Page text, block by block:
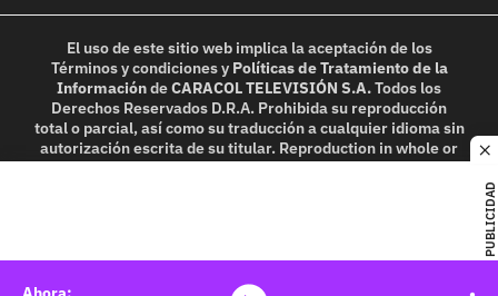
PUBLICIDAD
El uso de este sitio web implica la aceptación de los
Términos y condicionesy Políticas de Tratamiento de la
InformacióndeCARACOL TELEVISIÓN S.A.Todos los
Derechos Reservados D.R.A. Prohibida su reproducción
total o parcial, así como su traducción a cualquier idioma sin
autorización escrita de su titular. Reproduction in whole or
in part, or translation without written permission is